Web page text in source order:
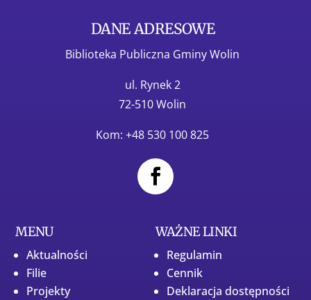
DANE ADRESOWE
Biblioteka Publiczna Gminy Wolin
ul. Rynek 2
72-510 Wolin
Kom: +48 530 100 825
MENU
Aktualności
Filie
Projekty
WAŻNE LINKI
Regulamin
Cennik
Deklaracja dostępności